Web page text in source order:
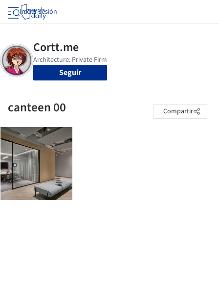
Iniciar sesión
Seguir
canteen 00 Compartir